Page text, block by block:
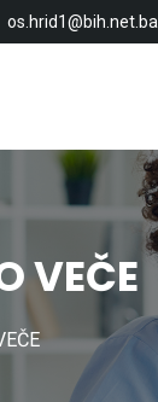
os.hrid1@bih.net.ba
VEČE